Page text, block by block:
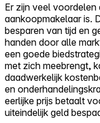
Er zijn veel
aankoopmakelaar is.
besparen van tijd en
handen door alle
een goede
met zich meebrengt,
daadwerkelijk
en
eerlijke prijs betaalt
uiteindelijk geld